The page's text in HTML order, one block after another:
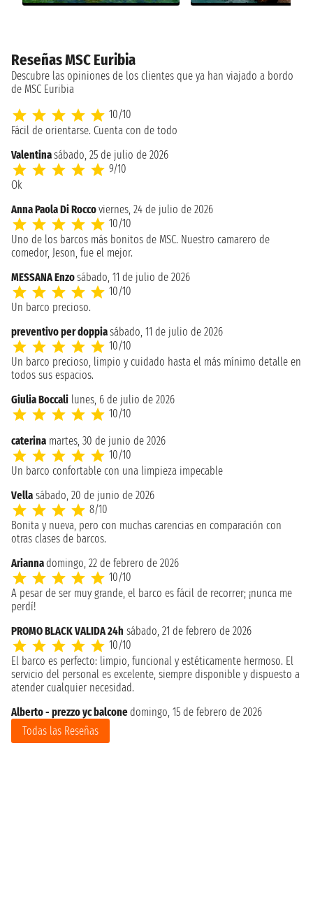
Reseñas MSC Euribia
Descubre las opiniones de los clientes que ya han viajado a bordo
de MSC Euribia
10/10
Fácil de orientarse. Cuenta con de todo
Valentinasábado, 25 de julio de 2026
9/10
Ok
Anna Paola Di Roccoviernes, 24 de julio de 2026
10/10
Uno de los barcos más bonitos de MSC. Nuestro camarero de
comedor, Jeson, fue el mejor.
MESSANA Enzosábado, 11 de julio de 2026
10/10
Un barco precioso.
preventivo per doppiasábado, 11 de julio de 2026
10/10
Un barco precioso, limpio y cuidado hasta el más mínimo detalle en
todos sus espacios.
Giulia Boccali lunes, 6 de julio de 2026
10/10
caterina martes, 30 de junio de 2026
10/10
Un barco confortable con una limpieza impecable
Vella sábado, 20 de junio de 2026
8/10
Bonita y nueva, pero con muchas carencias en comparación con
otras clases de barcos.
Ariannadomingo, 22 de febrero de 2026
10/10
A pesar de ser muy grande, el barco es fácil de recorrer; ¡nunca me
perdí!
PROMO BLACK VALIDA 24h sábado, 21 de febrero de 2026
10/10
El barco es perfecto: limpio, funcional y estéticamente hermoso. El
servicio del personal es excelente, siempre disponible y dispuesto a
atender cualquier necesidad.
Alberto - prezzo yc balconedomingo, 15 de febrero de 2026
Todas las Reseñas